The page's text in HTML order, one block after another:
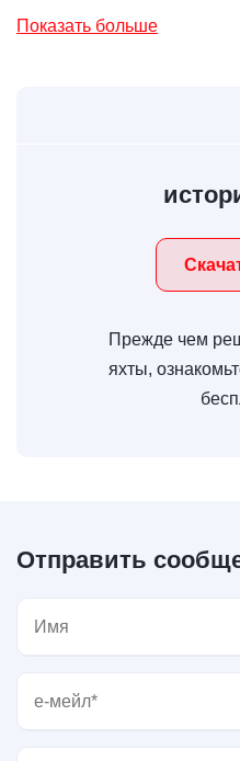
Показать больше
Прежде чем
яхты,
Отправить